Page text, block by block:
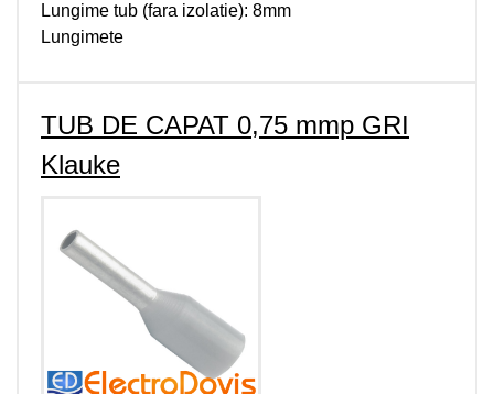
Lungime tub (fara izolatie): 8mm
Lungimete
TUB DE CAPAT 0,75 mmp GRI
Klauke